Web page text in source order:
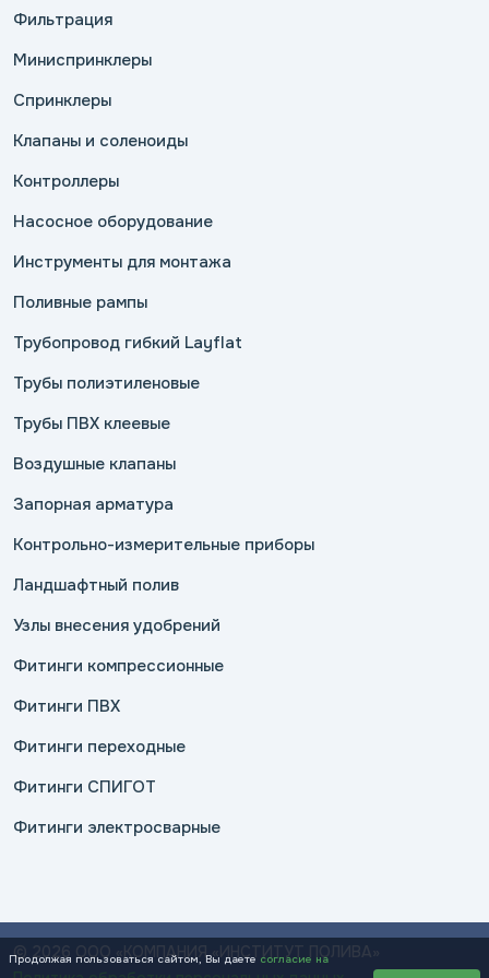
Фильтрация
Миниспринклеры
Спринклеры
Клапаны и соленоиды
Контроллеры
Насосное оборудование
Инструменты для монтажа
Поливные рампы
Трубопровод гибкий Layflat
Трубы полиэтиленовые
Трубы ПВХ клеевые
Воздушные клапаны
Запорная арматура
Контрольно-измерительные приборы
Ландшафтный полив
Узлы внесения удобрений
Фитинги компрессионные
Фитинги ПВХ
Фитинги переходные
Фитинги СПИГОТ
Фитинги электросварные
© 2026 ООО «КОМПАНИЯ «ИНСТИТУТ ПОЛИВА»
Продолжая пользоваться сайтом, Вы даете согласие на